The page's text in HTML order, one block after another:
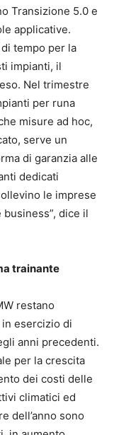
Transizione 5.0 e
applicative.
tempo per la
impianti, il
Nel trimestre
per runa
misure ad hoc,
serve un
di garanzia alle
dedicati
le imprese
dice il
trainante
restano
esercizio di
anni precedenti.
per la crescita
dei costi delle
climatici ed
dell’anno sono